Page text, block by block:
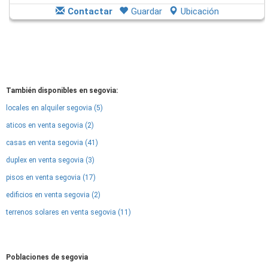
Contactar Guardar Ubicación
También disponibles en segovia:
locales en alquiler segovia (5)
aticos en venta segovia (2)
casas en venta segovia (41)
duplex en venta segovia (3)
pisos en venta segovia (17)
edificios en venta segovia (2)
terrenos solares en venta segovia (11)
Poblaciones de segovia